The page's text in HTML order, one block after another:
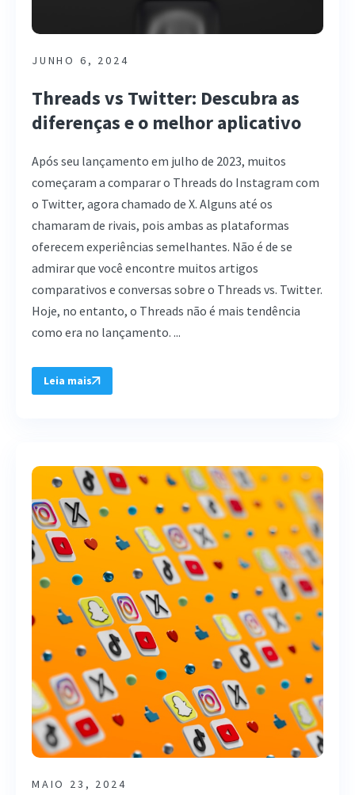
JUNHO 6, 2024
Threads vs Twitter: Descubra as
diferenças e o melhor aplicativo
Após seu lançamento em julho de 2023, muitos
começaram a comparar o Threads do Instagram com
o Twitter, agora chamado de X. Alguns até os
chamaram de rivais, pois ambas as plataformas
oferecem experiências semelhantes. Não é de se
admirar que você encontre muitos artigos
comparativos e conversas sobre o Threads vs. Twitter.
Hoje, no entanto, o Threads não é mais tendência
como era no lançamento. ...
Leia mais
MAIO 23, 2024